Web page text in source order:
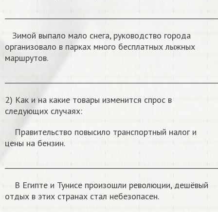
Зимой выпало мало снега, руководство города
организовало в парках много бесплатных лыжных
маршрутов.
2) Как и на какие товары изменится спрос в
следующих случаях:
Правительство повысило транспортный налог и
цены на бензин.
В Египте и Тунисе произошли революции, дешёвый
отдых в этих странах стал небезопасен.